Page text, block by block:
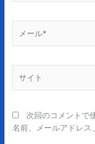
*
次回のコメントで
名前、メールアドレス